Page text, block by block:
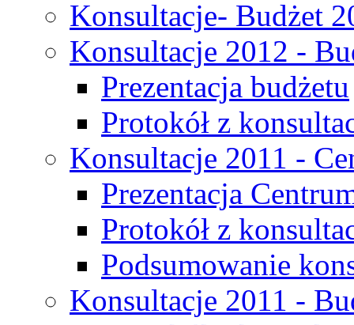
Konsultacje- Budżet
Konsultacje 2012 -
Prezentacja budżetu
Protokół z
Konsultacje 2011 -
Prezentacja
Protokół z
Podsumowanie
Konsultacje 2011 -